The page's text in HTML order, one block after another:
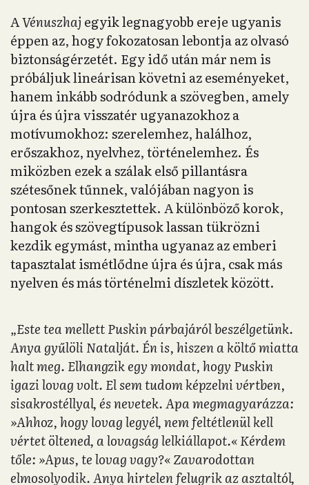
AVénuszhaj egyik legnagyobb ereje ugyanis
éppen az, hogy fokozatosan lebontja az olvasó
biztonságérzetét. Egy idő után már nem is
próbáljuk lineárisan követni az eseményeket,
hanem inkább sodródunk a szövegben, amely
újra és újra visszatér ugyanazokhoz a
motívumokhoz: szerelemhez, halálhoz,
erőszakhoz, nyelvhez, történelemhez. És
miközben ezek a szálak első pillantásra
szétesőnek tűnnek, valójában nagyon is
pontosan szerkesztettek. A különböző korok,
hangok és szövegtípusok lassan tükrözni
kezdik egymást, mintha ugyanaz az emberi
tapasztalat ismétlődne újra és újra, csak más
nyelven és más történelmi díszletek között.
„Este tea mellett Puskin párbajáról beszélgetünk.
Anya gyűlöli Natalját. Én is, hiszen a költő miatta
halt meg. Elhangzik egy mondat, hogy Puskin
igazi lovag volt. El sem tudom képzelni vértben,
sisakrostéllyal, és nevetek. Apa megmagyarázza:
»Ahhoz, hogy lovag legyél, nem feltétlenül kell
vértet öltened, a lovagság lelkiállapot.« Kérdem
tőle: »Apus, te lovag vagy?« Zavarodottan
elmosolyodik. Anya hirtelen felugrik az asztaltól,